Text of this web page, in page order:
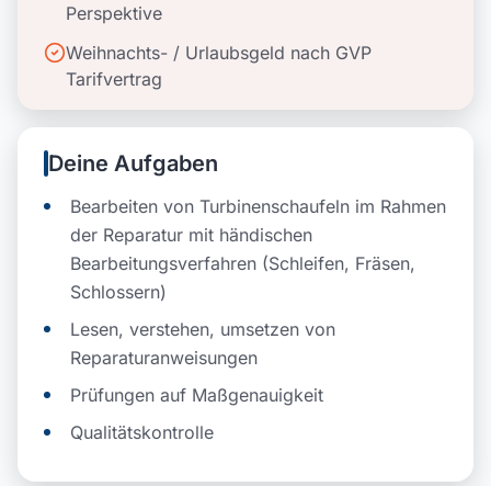
Perspektive
Weihnachts- / Urlaubsgeld nach GVP
Tarifvertrag
Deine Aufgaben
Bearbeiten von Turbinenschaufeln im Rahmen
der Reparatur mit händischen
Bearbeitungsverfahren (Schleifen, Fräsen,
Schlossern)
Lesen, verstehen, umsetzen von
Reparaturanweisungen
Prüfungen auf Maßgenauigkeit
Qualitätskontrolle